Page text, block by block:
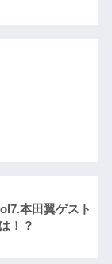
本田翼ゲスト
！？